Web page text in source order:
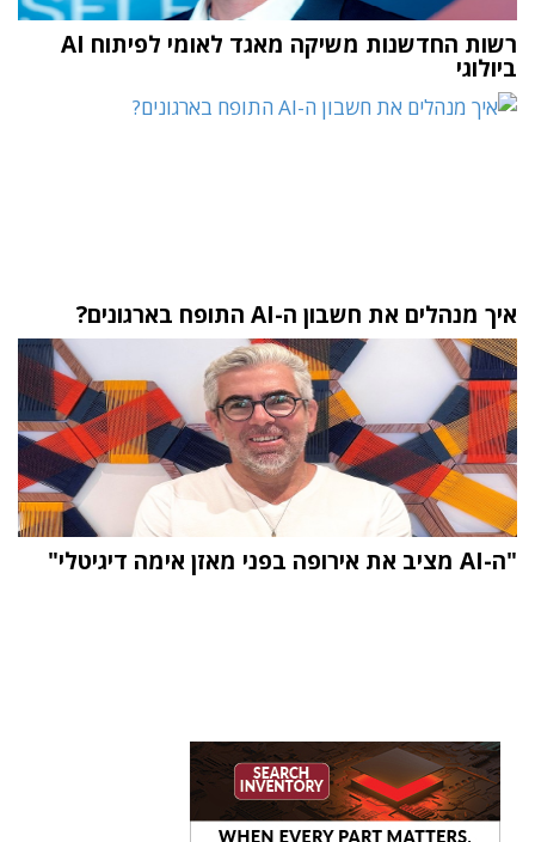
רשות החדשנות משיקה מאגד לאומי לפיתוח AI
ביולוגי
איך מנהלים את חשבון ה-AI התופח בארגונים?
"ה-AI מציב את אירופה בפני מאזן אימה דיגיטלי"